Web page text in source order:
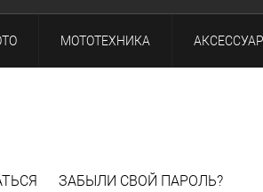
МОТОТЕХНИКА
ЗАБЫЛИ СВОЙ ПАРОЛЬ?